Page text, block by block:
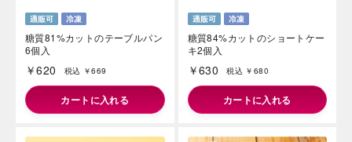
糖質81%カットのテーブルパン
6個入
￥620 税込 ￥669
カートに入れる
糖質84%カットのショートケー
キ2個入
￥630 税込 ￥680
カートに入れる
る、こだわりのスイー
さい。